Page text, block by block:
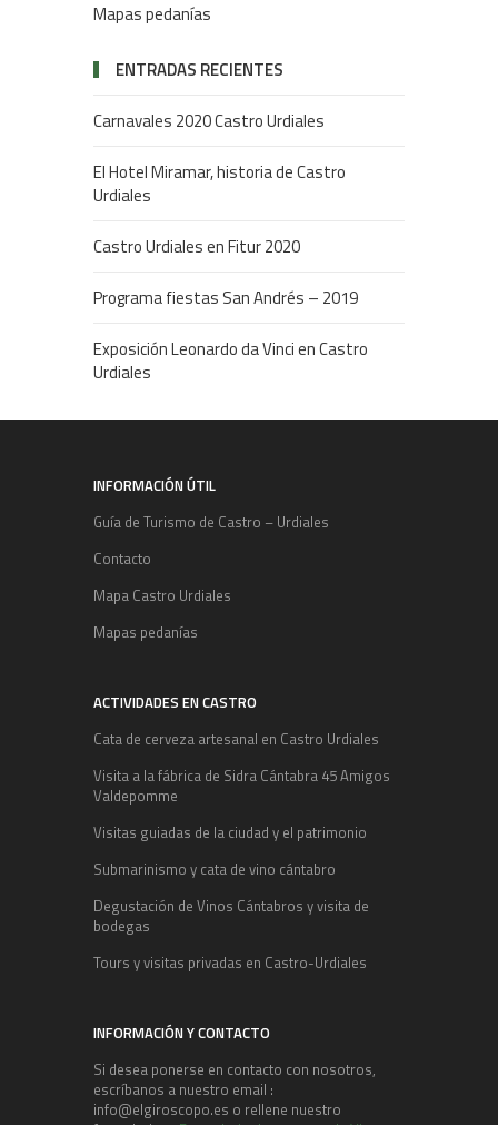
Mapas pedanías
ENTRADAS RECIENTES
Carnavales 2020 Castro Urdiales
El Hotel Miramar, historia de Castro
Urdiales
Castro Urdiales en Fitur 2020
Programa fiestas San Andrés – 2019
Exposición Leonardo da Vinci en Castro
Urdiales
INFORMACIÓN ÚTIL
Guía de Turismo de Castro – Urdiales
Contacto
Mapa Castro Urdiales
Mapas pedanías
ACTIVIDADES EN CASTRO
Cata de cerveza artesanal en Castro Urdiales
Visita a la fábrica de Sidra Cántabra 45 Amigos
Valdepomme
Visitas guiadas de la ciudad y el patrimonio
Submarinismo y cata de vino cántabro
Degustación de Vinos Cántabros y visita de
bodegas
Tours y visitas privadas en Castro-Urdiales
INFORMACIÓN Y CONTACTO
Si desea ponerse en contacto con nosotros,
escríbanos a nuestro email :
info@elgiroscopo.es o rellene nuestro